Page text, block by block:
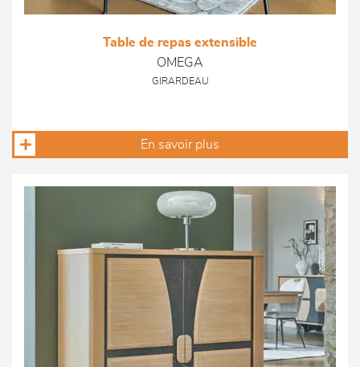
Table de repas extensible
OMEGA
GIRARDEAU
En savoir plus